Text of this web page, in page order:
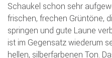
Schaukel schon sehr
frischen, frechen Grüntöne,
springen und gute Laune
ist im Gegensatz wiederum
hellen, silberfarbenen Ton.